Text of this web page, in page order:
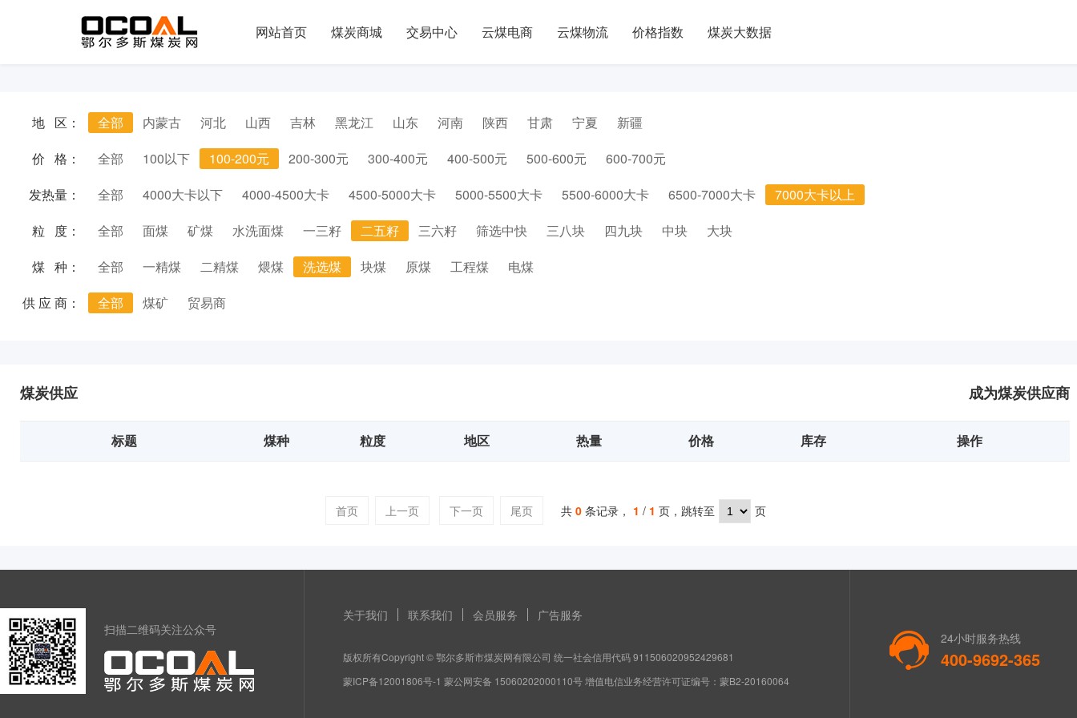
网站首页 煤炭商城 交易中心 云煤电商 云煤物流 价格指数 煤炭大数据
地 区： 全部 内蒙古 河北 山西 吉林 黑龙江 山东 河南 陕西 甘肃 宁夏
新疆
价 格：
全部 100以下 100-200元 200-300元 300-400元 400-500元 500-600元
600-700元
发热量：
全部 4000大卡以下 4000-4500大卡 4500-5000大卡 5000-5500大卡 5500-6000大卡 6500-7000大卡
7000大卡以上
粒 度：
全部 面煤 矿煤 水洗面煤 一三籽 二五籽 三六籽 筛选中快 三八块 四九块 中块
大块
煤 种：
全部 一精煤 二精煤 煨煤 洗选煤 块煤 原煤 工程煤
电煤
供 应 商：
全部 煤矿 贸易商
成为煤炭供应商
煤炭供应
标题 煤种 粒度 地区 热量 价格 库存 操作
首页 上一页 下一页 尾页 共 0 条记录， 1 / 1 页，跳转至 页
扫描二维码关注公众号
关于我们 联系我们 会员服务 广告服务
版权所有Copyright © 鄂尔多斯市煤炭网有限公司 统一社会信用代码 911506020952429681
蒙ICP备12001806号-1 蒙公网安备 15060202000110号 增值电信业务经营许可证编号：蒙B2-20160064
24小时服务热线
400-9692-365